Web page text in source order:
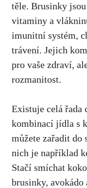
těle. Brusinky
vitaminy a
imunitní systém,
trávení. Jejich
pro vaše zdraví,
rozmanitost.
Existuje celá řada
kombinací jídla s
můžete zařadit do
nich je například
Stačí smíchat
brusinky,